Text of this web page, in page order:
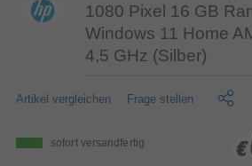
1080 Pixel 16 GB
Windows 11 Home
4,5 GHz (Silber)
Artikel vergleichen Frage stellen
sofort versandfertig €
€
€